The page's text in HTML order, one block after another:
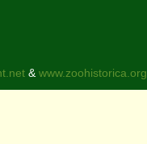
&www.zoohistorica.org